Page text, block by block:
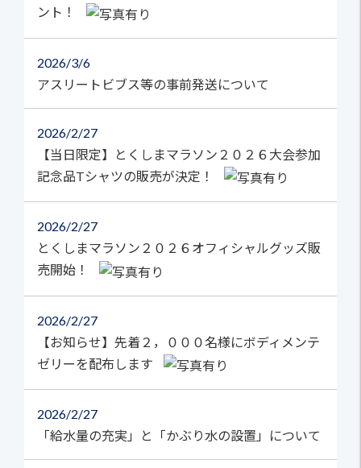
ント！
2026 3/6
アスリートビブス等の事前発送について
2026 2/27
【当日限定】とくしまマラソン２０２６大会参加
記念品Tシャツの販売が決定！
2026 2/27
とくしまマラソン２０２６オフィシャルグッズ販
売開始！
2026 2/27
【お知らせ】先着２，０００名様にボディメンテ
ゼリーを配布します
2026 2/27
「給水量の充実」と「かぶり水の設置」について